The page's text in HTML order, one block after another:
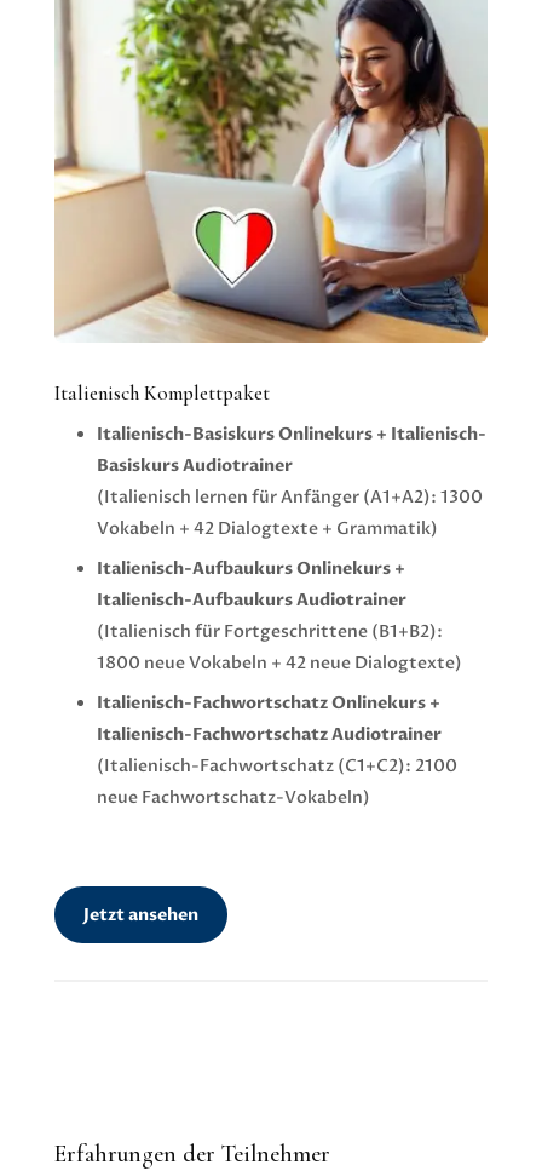
Italienisch Komplettpaket
Italienisch-Basiskurs Onlinekurs + Italienisch-
Basiskurs Audiotrainer
(Italienisch lernen für Anfänger (A1+A2): 1300
Vokabeln + 42 Dialogtexte + Grammatik)
Italienisch-Aufbaukurs Onlinekurs +
Italienisch-Aufbaukurs Audiotrainer
(Italienisch für Fortgeschrittene (B1+B2):
1800 neue Vokabeln + 42 neue Dialogtexte)
Italienisch-Fachwortschatz Onlinekurs +
Italienisch-Fachwortschatz Audiotrainer
(Italienisch-Fachwortschatz (C1+C2): 2100
neue Fachwortschatz-Vokabeln)
Jetzt ansehen
Erfahrungen der Teilnehmer